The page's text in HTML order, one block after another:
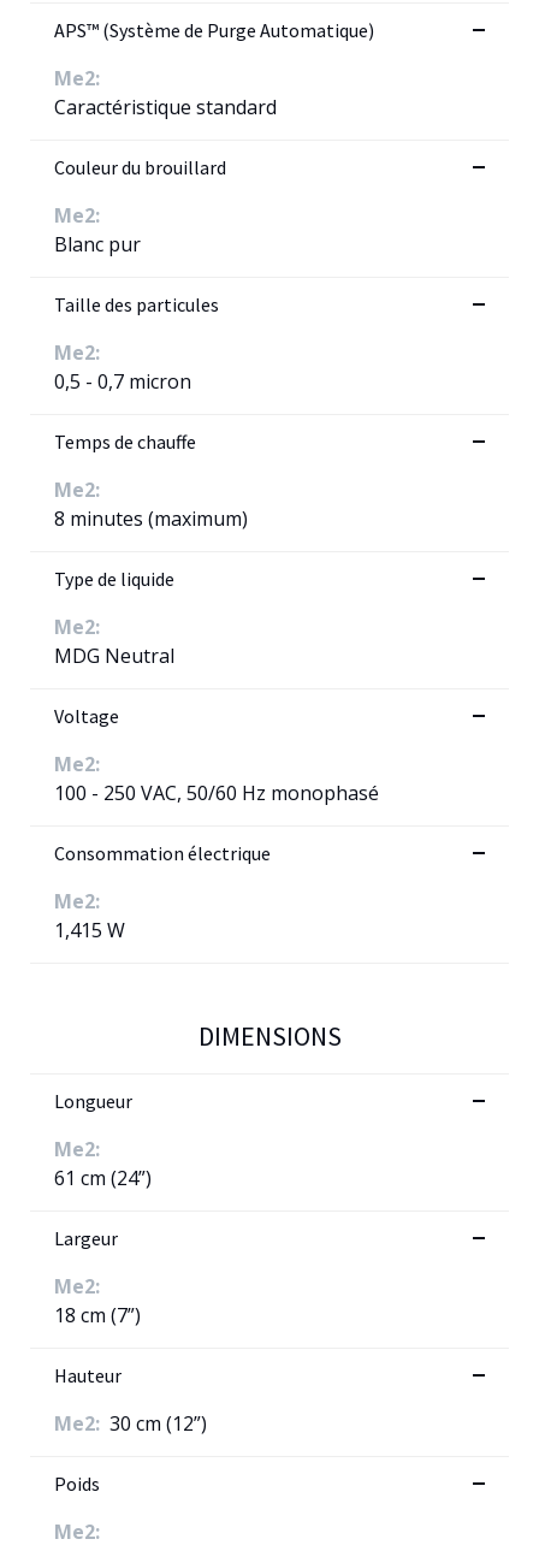
APS™ (Système de Purge Automatique)
Me2:
Caractéristique standard
Couleur du brouillard
Me2:
Blanc pur
Taille des particules
Me2:
0,5 - 0,7 micron
Temps de chauffe
Me2:
8 minutes (maximum)
Type de liquide
Me2:
MDG Neutral
Voltage
Me2:
100 - 250 VAC, 50/60 Hz monophasé
Consommation électrique
Me2:
1,415 W
DIMENSIONS
Longueur
Me2:
61 cm (24”)
Largeur
Me2:
18 cm (7”)
Hauteur
Me2: 30 cm (12”)
Poids
Me2: